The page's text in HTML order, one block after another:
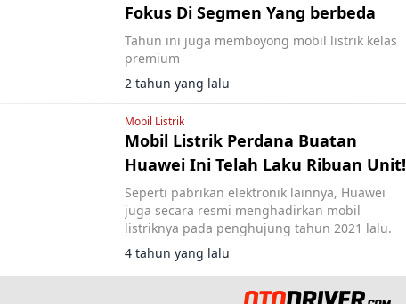
Fokus Di Segmen Yang berbeda
Tahun ini juga memboyong mobil listrik kelas
premium
2 tahun yang lalu
Mobil Listrik
Mobil Listrik Perdana Buatan
Huawei Ini Telah Laku Ribuan Unit!
Seperti pabrikan elektronik lainnya, Huawei
juga secara resmi menghadirkan mobil
listriknya pada penghujung tahun 2021 lalu.
4 tahun yang lalu